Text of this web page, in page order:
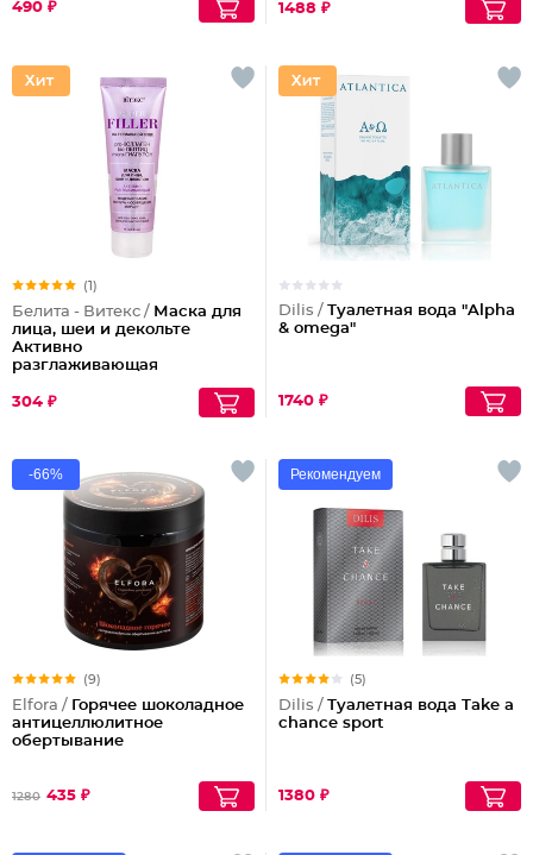
490 ₽ 1488 ₽
(1)
Белита - Витекс / Маска для
лица, шеи и декольте
Активно
разглаживающая
304 ₽
Dilis / Туалетная вода "Alpha
& omega"
1740 ₽
-66%
(9)
Elfora / Горячее шоколадное
антицеллюлитное
обертывание
1280 435 ₽
Рекомендуем
(5)
Dilis / Туалетная вода Take a
chance sport
1380 ₽